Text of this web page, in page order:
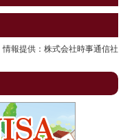
情報提供：株式会社時事通信社